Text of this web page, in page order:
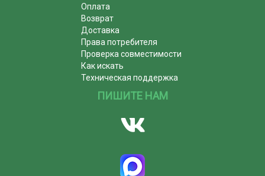
Оплата
Возврат
Доставка
Права потребителя
Проверка совместимости
Как искать
Техническая поддержка
ПИШИТЕ НАМ